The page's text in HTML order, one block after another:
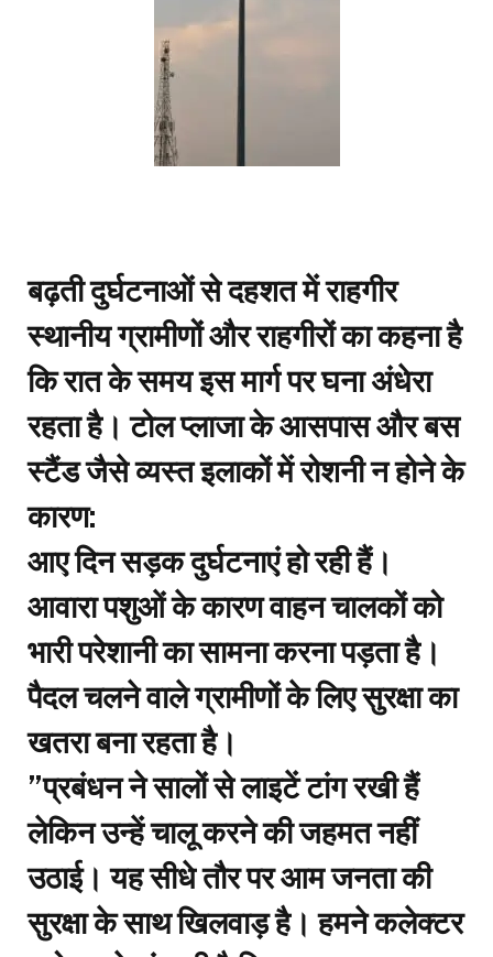
​बढ़ती दुर्घटनाओं से दहशत में राहगीर
​स्थानीय ग्रामीणों और राहगीरों का कहना है
कि रात के समय इस मार्ग पर घना अंधेरा
रहता है। टोल प्लाजा के आसपास और बस
स्टैंड जैसे व्यस्त इलाकों में रोशनी न होने के
कारण:
​आए दिन सड़क दुर्घटनाएं हो रही हैं।
​आवारा पशुओं के कारण वाहन चालकों को
भारी परेशानी का सामना करना पड़ता है।
​पैदल चलने वाले ग्रामीणों के लिए सुरक्षा का
खतरा बना रहता है।
​”प्रबंधन ने सालों से लाइटें टांग रखी हैं
लेकिन उन्हें चालू करने की जहमत नहीं
उठाई। यह सीधे तौर पर आम जनता की
सुरक्षा के साथ खिलवाड़ है। हमने कलेक्टर